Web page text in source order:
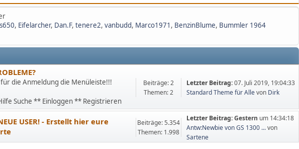
, Eifelarcher, Dan.F, tenere2, vanbudd, Marco1971 , BenzinBlume, Bummler 1964
die Anmeldung die Menüleiste!!!
Suche ** Einloggen ** Registrieren
Beiträge: 2
Themen: 2
Letzter Beitrag:07. Juli 2019, 19:04:33
Standard Theme für Allevon Dirk
USER! - Erstellt hier eure
Beiträge: 5.354
Themen: 1.998
Letzter Beitrag:Gestern um 14:34:18
Antw:Newbie von GS 1300 ...von
Sartene